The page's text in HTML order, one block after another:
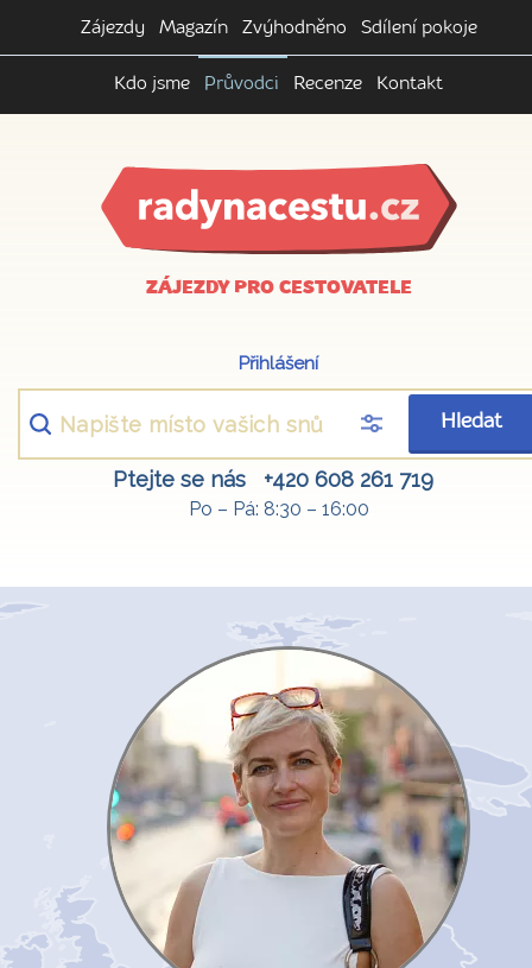
Zájezdy Magazín Zvýhodněno Sdílení pokoje
Kdo jsme Průvodci Recenze Kontakt
ZÁJEZDY PRO CESTOVATELE
Přihlášení
Hledat
Ptejte se nás +420 608 261 719
Po – Pá: 8:30 – 16:00